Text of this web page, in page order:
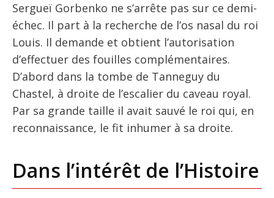
Sergueï Gorbenko ne s’arrête pas sur ce demi-
échec. Il part à la recherche de l’os nasal du roi
Louis. Il demande et obtient l’autorisation
d’effectuer des fouilles complémentaires.
D’abord dans la tombe de Tanneguy du
Chastel, à droite de l’escalier du caveau royal.
Par sa grande taille il avait sauvé le roi qui, en
reconnaissance, le fit inhumer à sa droite.
Dans l’intérêt de l’Histoire